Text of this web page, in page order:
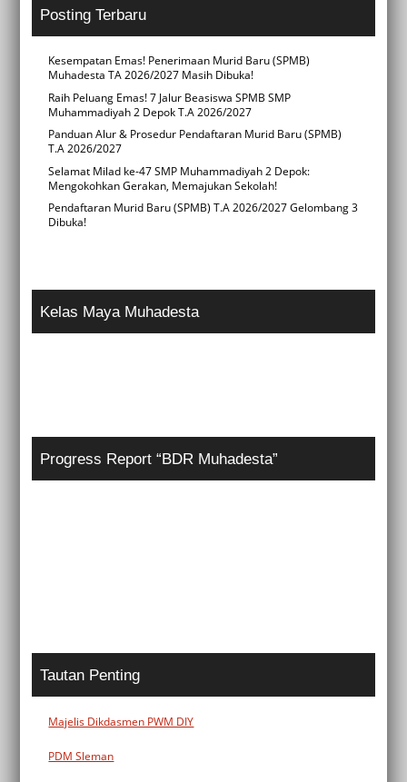
Posting Terbaru
Kesempatan Emas! Penerimaan Murid Baru (SPMB)
Muhadesta TA 2026/2027 Masih Dibuka!
Raih Peluang Emas! 7 Jalur Beasiswa SPMB SMP
Muhammadiyah 2 Depok T.A 2026/2027
Panduan Alur & Prosedur Pendaftaran Murid Baru (SPMB)
T.A 2026/2027
Selamat Milad ke-47 SMP Muhammadiyah 2 Depok:
Mengokohkan Gerakan, Memajukan Sekolah!
Pendaftaran Murid Baru (SPMB) T.A 2026/2027 Gelombang 3
Dibuka!
Kelas Maya Muhadesta
Progress Report “BDR Muhadesta”
Tautan Penting
Majelis Dikdasmen PWM DIY
PDM Sleman